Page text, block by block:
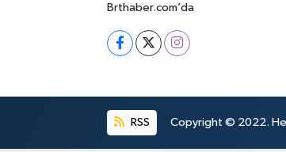
Brthaber.com’da
RSS Copyright © 2022. Her